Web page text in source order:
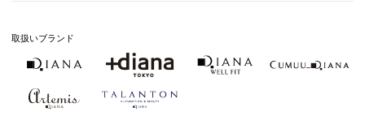
取扱いブランド